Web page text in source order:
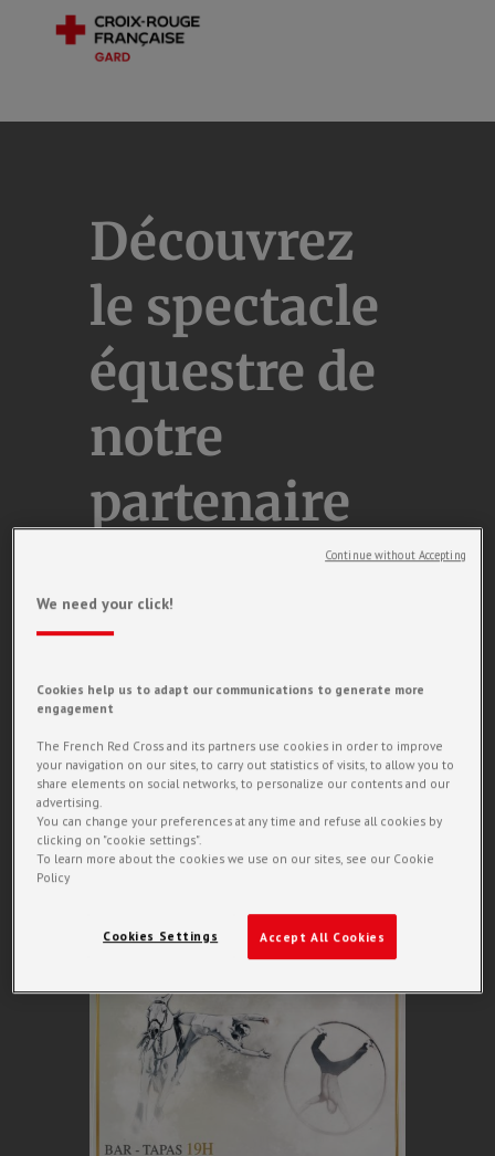
Découvrez
le spectacle
équestre de
notre
partenaire
le Mas du
Sire !
We need your click!
Cookies help us to adapt our communications to generate more
engagement
The French Red Cross and its partners use cookies in order to improve
your navigation on our sites, to carry out statistics of visits, to allow you to
share elements on social networks, to personalize our contents and our
advertising.
You can change your preferences at any time and refuse all cookies by
clicking on "cookie settings".
To learn more about the cookies we use on our sites, see our Cookie
Policy
Accept All Cookies
Cookies Settings
Continue without Accepting